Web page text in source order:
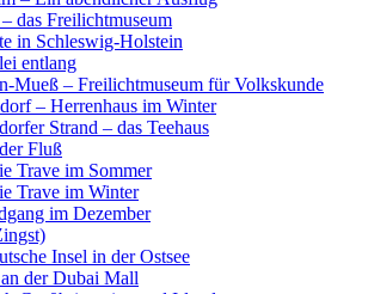
das Freilichtmuseum
in Schleswig-Holstein
entlang
Mueß – Freilichtmuseum für Volkskunde
– Herrenhaus im Winter
Strand – das Teehaus
Fluß
Trave im Sommer
Trave im Winter
im Dezember
Insel in der Ostsee
der Dubai Mall